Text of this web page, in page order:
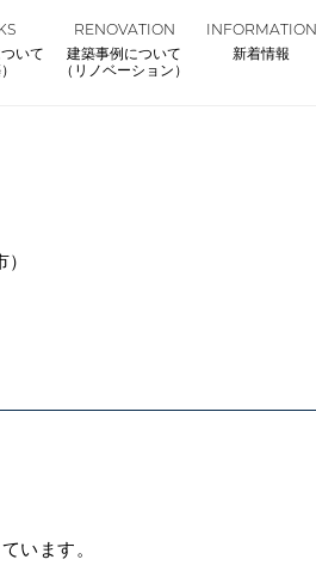
いて
RENOVATION
建築事例について
（リノベーション）
INFORMATION
新着情報
います。